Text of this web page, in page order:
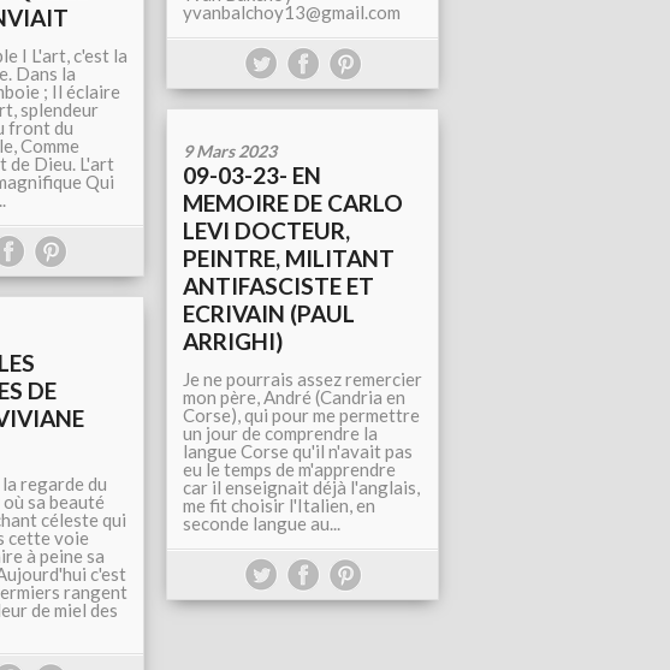
I L'art, c'est la
Dans la
; Il éclaire
splendeur
front du
Comme
de Dieu. L'art
Qui
yvanbalchoy13@gmail.com
9 Mars 2023
09-03-23- EN
MEMOIRE DE CARLO
LEVI DOCTEUR,
PEINTRE, MILITANT
ANTIFASCISTE ET
ECRIVAIN (PAUL
ARRIGHI)
Je ne pourrais assez remercier
mon père, André (Candria en
Corse), qui pour me permettre
un jour de comprendre la
langue Corse qu'il n'avait pas
eu le temps de m'apprendre
car il enseignait déjà l'anglais,
me fit choisir l'Italien, en
seconde langue au...
DE
regarde du
sa beauté
céleste qui
cette voie
à peine sa
c'est
rangent
de miel des